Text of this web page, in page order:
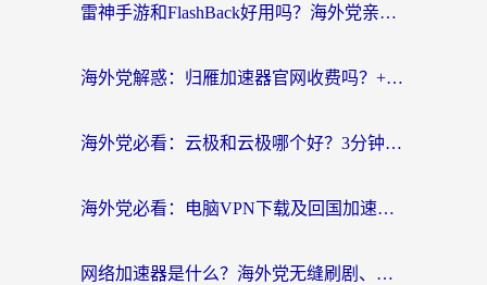
雷神手游和FlashBack好用吗？海外党亲测指南，避开破解版坑轻松访问国内资源
海外党解惑：归雁加速器官网收费吗？+3个回国加速问题的真实答案
海外党必看：云极和云极哪个好？3分钟选对回国加速器，无缝访问国内资源
海外党必看：电脑VPN下载及回国加速器选择指南——无缝访问国内资源不再难
网络加速器是什么？海外党无缝刷剧、看NBA的实用指南